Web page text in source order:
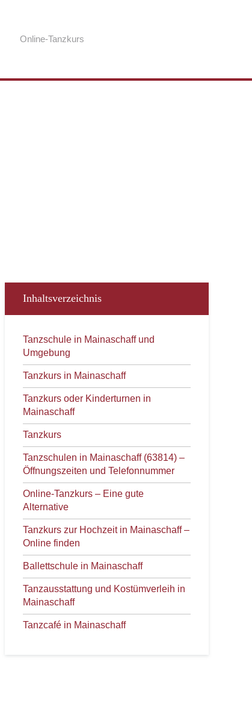
Online-Tanzkurs
Inhaltsverzeichnis
Tanzschule in Mainaschaff und
Umgebung
Tanzkurs in Mainaschaff
Tanzkurs oder Kinderturnen in
Mainaschaff
Tanzkurs
Tanzschulen in Mainaschaff (63814) –
Öffnungszeiten und Telefonnummer
Online-Tanzkurs – Eine gute
Alternative
Tanzkurs zur Hochzeit in Mainaschaff –
Online finden
Ballettschule in Mainaschaff
Tanzausstattung und Kostümverleih in
Mainaschaff
Tanzcafé in Mainaschaff